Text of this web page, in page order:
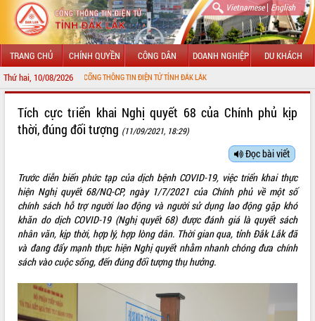
Vietnamese| English
TRANG CHỦ CHÍNH QUYỀN CÔNG DÂN DOANH NGHIỆP DU KHÁCH
Thứ hai, 10/08/2026
VỚI CỔNG THÔNG TIN ĐIỆN TỬ TỈNH ĐẮK LẮK
LÃNH ĐẠO UBND TỈNH
SỞ, BAN, NGÀNH
UBND CÁC XÃ, PHƯỜNG
THÔNG TIN CHỈ ĐẠO ĐIỀU HÀNH
VĂN BẢN HĐND TỈNH
Tích cực triển khai Nghị quyết 68 của Chính phủ kịp
thời, đúng đối tượng (11/09/2021, 18:29)
Đọc bài viết
Trước diễn biến phức tạp của dịch bệnh COVID-19, việc triển khai thực
hiện Nghị quyết 68/NQ-CP, ngày 1/7/2021 của Chính phủ về một số
chính sách hỗ trợ người lao động và người sử dụng lao động gặp khó
khăn do dịch COVID-19 (Nghị quyết 68) được đánh giá là quyết sách
nhân văn, kịp thời, hợp lý, hợp lòng dân. Thời gian qua, tỉnh Đắk Lắk đã
và đang đẩy mạnh thực hiện Nghị quyết nhằm nhanh chóng đưa chính
sách vào cuộc sống, đến đúng đối tượng thụ hưởng.